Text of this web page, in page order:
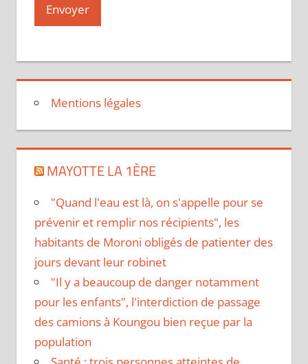
Mentions légales
MAYOTTE LA 1ÈRE
"Quand l'eau est là, on s'appelle pour se
prévenir et remplir nos récipients", les
habitants de Moroni obligés de patienter des
jours devant leur robinet
"Il y a beaucoup de danger notamment
pour les enfants", l'interdiction de passage
des camions à Koungou bien reçue par la
population